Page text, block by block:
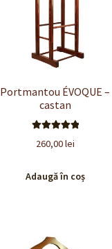
Portmantou ÉVOQUE –
castan
5.00
260,00lei
Adaugă în coș